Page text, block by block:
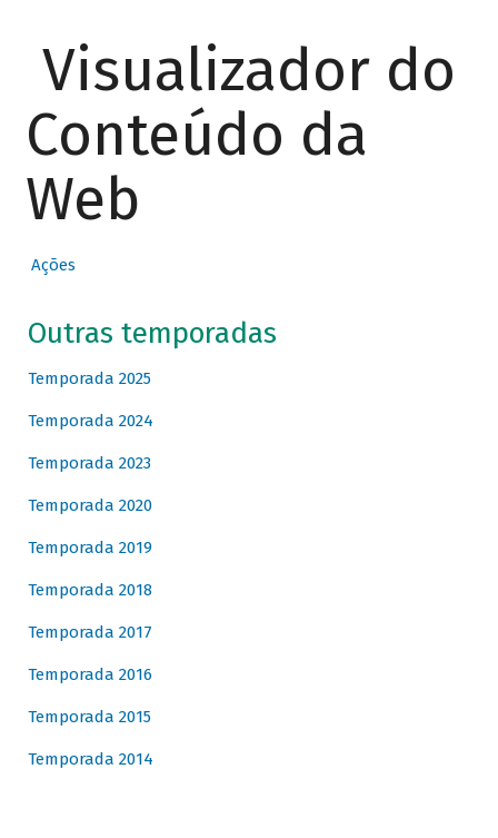
Visualizador do
Conteúdo da
Web
Ações
Outras temporadas
Temporada 2025
Temporada 2024
Temporada 2023
Temporada 2020
Temporada 2019
Temporada 2018
Temporada 2017
Temporada 2016
Temporada 2015
Temporada 2014